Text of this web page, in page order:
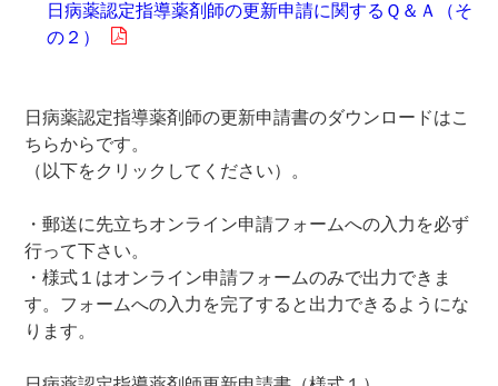
日病薬認定指導薬剤師の更新申請に関するＱ＆Ａ（そ
の２）
日病薬認定指導薬剤師の更新申請書のダウンロードはこ
ちらからです。
（以下をクリックしてください）。
・郵送に先立ちオンライン申請フォームへの入力を必ず
行って下さい。
・様式１はオンライン申請フォームのみで出力できま
す。フォームへの入力を完了すると出力できるようにな
ります。